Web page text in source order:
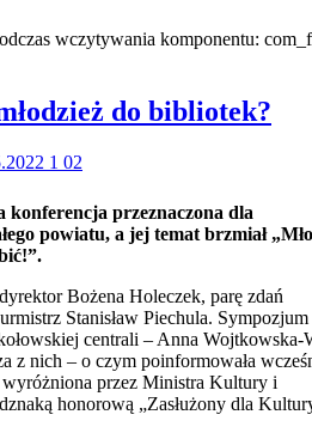
wczytywania komponentu:
do bibliotek?
konferencja przeznaczona dla
powiatu, a jej temat brzmiał
Bożena Holeczek, parę zdań
Stanisław Piechula. Sympozjum
centrali – Anna Wojtkowska-
z nich – o czym poinformowała
wyróżniona przez Ministra Kultury i
honorową „Zasłużony dla